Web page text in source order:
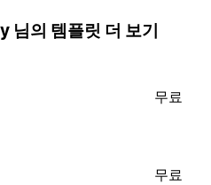
의 템플릿 더 보기
무료
무료